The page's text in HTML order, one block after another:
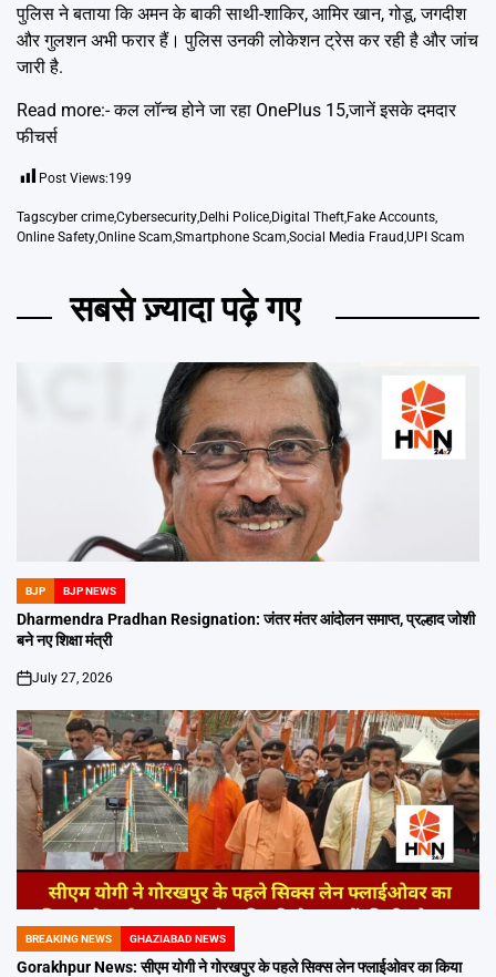
पुलिस ने बताया कि अमन के बाकी साथी-शाकिर, आमिर खान, गोडू, जगदीश
और गुलशन अभी फरार हैं। पुलिस उनकी लोकेशन ट्रेस कर रही है और जांच
जारी है.
Read more:-कल लॉन्च होने जा रहा OnePlus 15,जानें इसके दमदार
फीचर्स
Post Views:199
Tagscyber crime,Cybersecurity,Delhi Police,Digital Theft,Fake Accounts,
Online Safety,Online Scam,Smartphone Scam,Social Media Fraud,UPI Scam
सबसे ज़्यादा पढ़े गए
POSTED
IN
BJP BJP NEWS
Dharmendra Pradhan Resignation: जंतर मंतर आंदोलन समाप्त, प्रल्हाद जोशी
बने नए शिक्षा मंत्री
on
July 27, 2026
POSTED
IN
BREAKING NEWS GHAZIABAD NEWS
Gorakhpur News: सीएम योगी ने गोरखपुर के पहले सिक्स लेन फ्लाईओवर का किया